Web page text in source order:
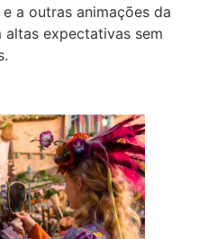
a outras animações da
altas expectativas sem